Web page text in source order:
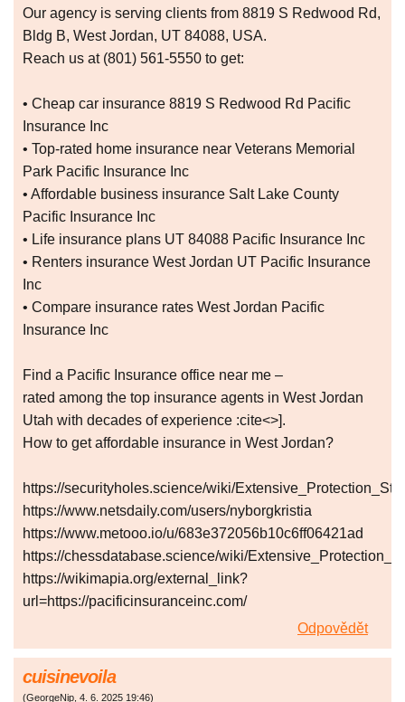
Our agency is serving clients from 8819 S Redwood Rd,
Bldg B, West Jordan, UT 84088, USA.
Reach us at (801) 561-5550 to get:
• Cheap car insurance 8819 S Redwood Rd Pacific
Insurance Inc
• Top-rated home insurance near Veterans Memorial
Park Pacific Insurance Inc
• Affordable business insurance Salt Lake County
Pacific Insurance Inc
• Life insurance plans UT 84088 Pacific Insurance Inc
• Renters insurance West Jordan UT Pacific Insurance
Inc
• Compare insurance rates West Jordan Pacific
Insurance Inc
Find a Pacific Insurance office near me –
rated among the top insurance agents in West Jordan
Utah with decades of experience :cite<>].
How to get affordable insurance in West Jordan?
https://securityholes.science/wiki/
https://www.netsdaily.com/users/nyborgkristia
https://www.metooo.io/u/683e372056b10c6ff06421ad
https://chessdatabase.science/wiki/
https://wikimapia.org/external_link?
url=https://pacificinsuranceinc.com/
Odpovědět
cuisinevoila
(GeorgeNip, 4. 6. 2025 19:46)